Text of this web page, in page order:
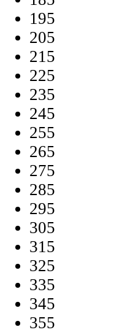
195
205
215
225
235
245
255
265
275
285
295
305
315
325
335
345
355